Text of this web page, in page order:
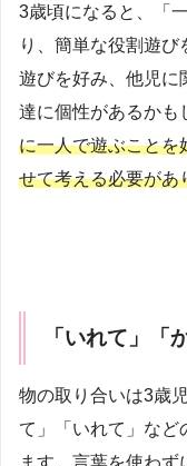
3歳頃になると、「
り、簡単な役割遊び
遊びを好み、他児に
達に個性があるかも
に一人で遊ぶことを
せて考える必要があ
「いれて」「
物の取り合いは3歳
て」「いれて」など
ます。言葉を使わ